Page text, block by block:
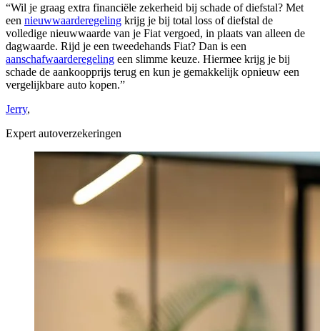
“Wil je graag extra financiële zekerheid bij schade of diefstal? Met
een nieuwwaarderegeling krijg je bij total loss of diefstal de
volledige nieuwwaarde van je Fiat vergoed, in plaats van alleen de
dagwaarde. Rijd je een tweedehands Fiat? Dan is een
aanschafwaarderegeling een slimme keuze. Hiermee krijg je bij
schade de aankoopprijs terug en kun je gemakkelijk opnieuw een
vergelijkbare auto kopen.”
Jerry,
Expert autoverzekeringen